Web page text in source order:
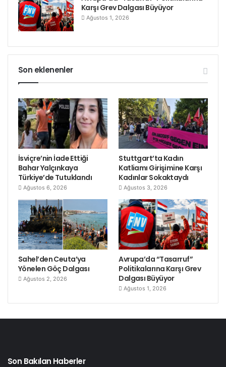
Karşı Grev Dalgası Büyüyor
Ağustos 1, 2026
Son eklenenler
İsviçre’nin İade Ettiği
Bahar Yalçınkaya
Türkiye’de Tutuklandı
Ağustos 6, 2026
Stuttgart’ta Kadın
Katliamı Girişimine Karşı
Kadınlar Sokaktaydı
Ağustos 3, 2026
Sahel’den Ceuta’ya
Yönelen Göç Dalgası
Ağustos 2, 2026
Avrupa’da “Tasarruf”
Politikalarına Karşı Grev
Dalgası Büyüyor
Ağustos 1, 2026
Son Bakılan Haberler